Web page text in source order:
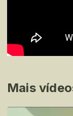
Mais